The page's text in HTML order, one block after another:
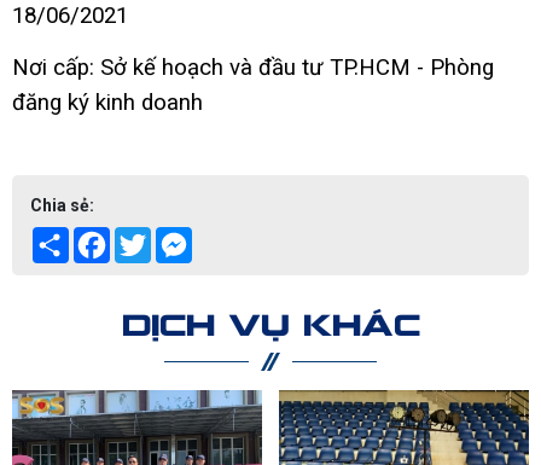
18/06/2021
Nơi cấp: Sở kế hoạch và đầu tư TP.HCM - Phòng
đăng ký kinh doanh
Chia sẻ:
Share Facebook
Twitter
DỊCH VỤ KHÁC